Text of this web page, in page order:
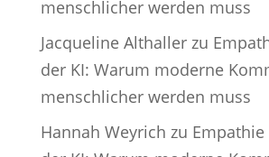
menschlicher werden muss
Jacqueline Althallerzu
der KI: Warum moderne
menschlicher werden muss
Hannah Weyrich zu